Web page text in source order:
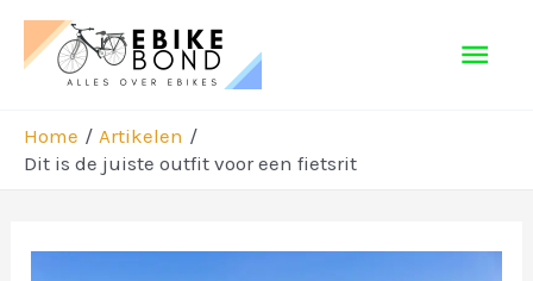
naar
Home
Artikelen
Dit is de juiste outfit voor een fietsrit